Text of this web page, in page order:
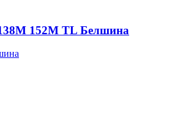
152M TL Белшина